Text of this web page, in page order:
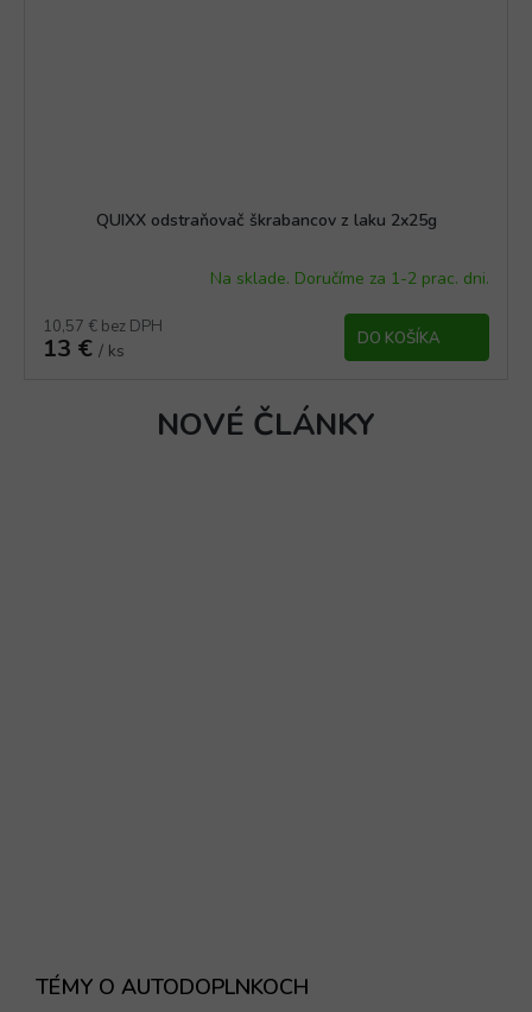
QUIXX odstraňovač škrabancov z laku 2x25g
Na sklade. Doručíme za 1-2 prac. dni.
10,57 € bez DPH
13 € / ks
DO KOŠÍKA
NOVÉ ČLÁNKY
TÉMY O AUTODOPLNKOCH